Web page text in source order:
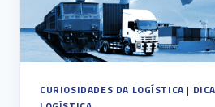
CURIOSIDADES DA LOGÍSTICA |